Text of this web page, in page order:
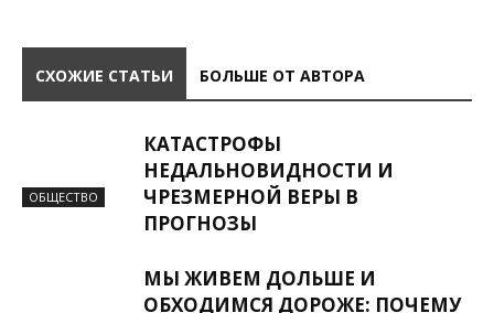
СХОЖИЕ СТАТЬИ БОЛЬШЕ ОТ АВТОРА
ОБЩЕСТВО
КАТАСТРОФЫ
НЕДАЛЬНОВИДНОСТИ И
ЧРЕЗМЕРНОЙ ВЕРЫ В
ПРОГНОЗЫ
МЫ ЖИВЕМ ДОЛЬШЕ И
ОБХОДИМСЯ ДОРОЖЕ: ПОЧЕМУ